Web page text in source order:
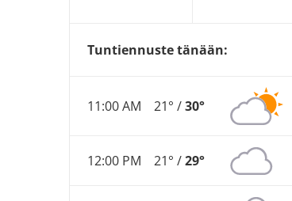
Tuntiennuste tänään:
11:00 AM 21° /30°
12:00 PM 21° /29°